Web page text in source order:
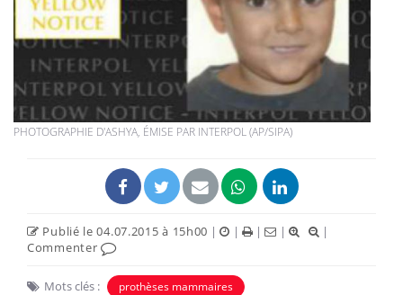
PHOTOGRAPHIE D'ASHYA, ÉMISE PAR INTERPOL (AP/SIPA)
Publié le 04.07.2015 à 15h00 | | | |
|
Commenter
Mots clés : prothèses mammaires